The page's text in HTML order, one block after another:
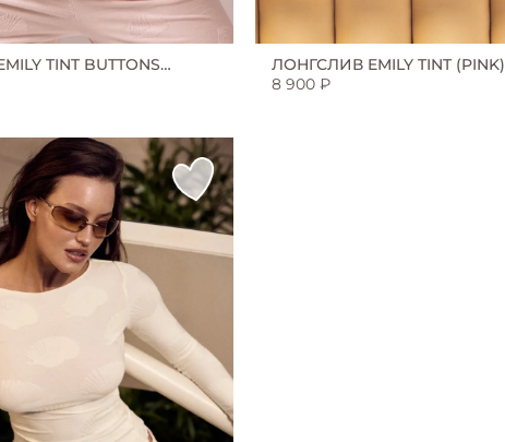
TINT BUTTONS
ЛОНГСЛИВ EMILY TINT (PINK)
8 900 ₽